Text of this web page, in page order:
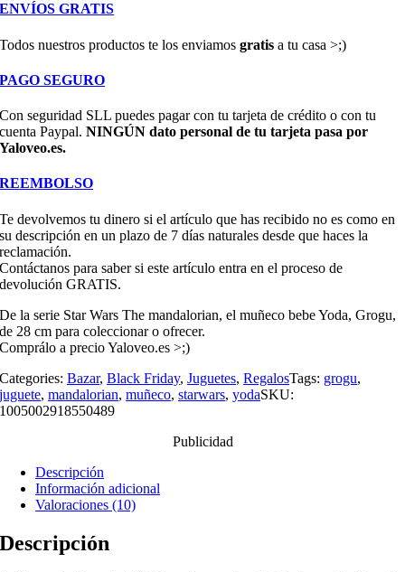
ENVÍOS GRATIS
Todos nuestros productos te los enviamosgratis a tu casa >;)
PAGO SEGURO
Con seguridad SLL puedes pagar con tu tarjeta de crédito o con tu
cuenta Paypal.NINGÚN dato personal de tu tarjeta pasa por
Yaloveo.es.
REEMBOLSO
Te devolvemos tu dinero si el artículo que has recibido no es como en
su descripción en un plazo de 7 días naturales desde que haces la
reclamación.
Contáctanos para saber si este artículo entra en el proceso de
devolución GRATIS.
De la serie Star Wars The mandalorian, el muñeco bebe Yoda, Grogu,
de 28 cm para coleccionar o ofrecer.
Comprálo a precio Yaloveo.es >;)
Categories:Bazar,Black Friday,Juguetes,RegalosTags: grogu,
juguete,mandalorian,muñeco,starwars,yodaSKU:
1005002918550489
Publicidad
Descripción
Información adicional
Valoraciones (10)
Descripción